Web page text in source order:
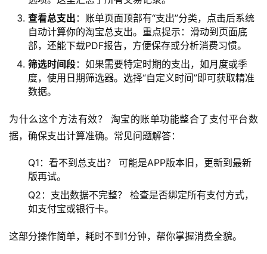
查看总支出 ：账单页面顶部有“支出”分类，点击后系统
自动计算你的淘宝总支出。重点提示：滑动到页面底
部，还能下载PDF报告，方便保存或分析消费习惯。
筛选时间段：如果需要特定时期的支出，如月度或季
度，使用日期筛选器。选择“自定义时间”即可获取精准
数据。
为什么这个方法有效？ 淘宝的账单功能整合了支付平台数
据，确保支出计算准确。常见问题解答：
Q1：看不到总支出？ 可能是APP版本旧，更新到最新
版再试。
Q2：支出数据不完整？ 检查是否绑定所有支付方式，
如支付宝或银行卡。
这部分操作简单，耗时不到1分钟，帮你掌握消费全貌。